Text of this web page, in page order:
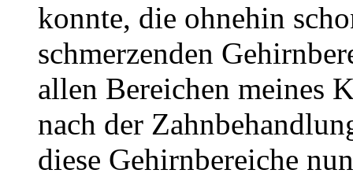
konnte, die ohnehin
schmerzenden
allen Bereichen meines
nach der
diese Gehirnbereiche